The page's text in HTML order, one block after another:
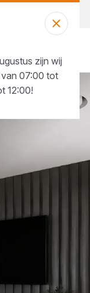
zijn wij
07:00 tot
12:00!